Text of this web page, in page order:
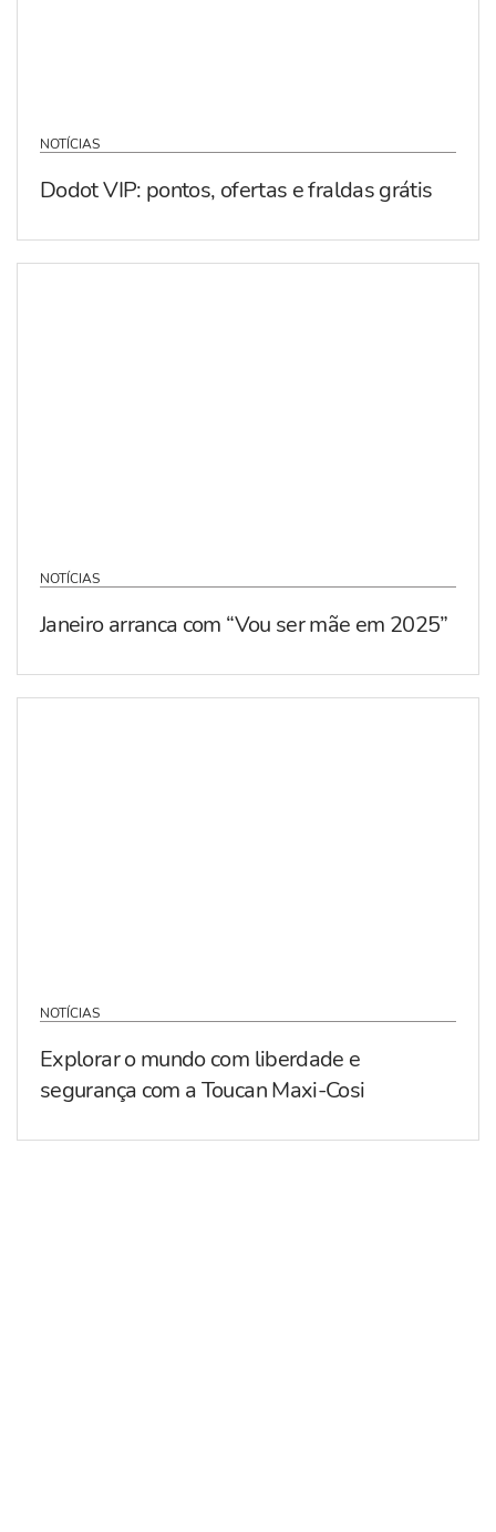
NOTÍCIAS
Dodot VIP: pontos, ofertas e fraldas grátis
NOTÍCIAS
Janeiro arranca com “Vou ser mãe em 2025”
NOTÍCIAS
Explorar o mundo com liberdade e
segurança com a Toucan Maxi-Cosi